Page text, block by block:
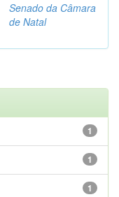
Senado da Câmara
de Natal
1
1
1